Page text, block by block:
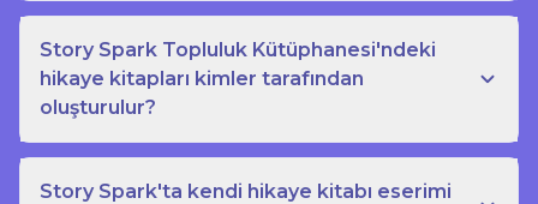
Story Spark Topluluk Kütüphanesi'ndeki
hikaye kitapları kimler tarafından
oluşturulur?
Story Spark'ta kendi hikaye kitabı eserimi